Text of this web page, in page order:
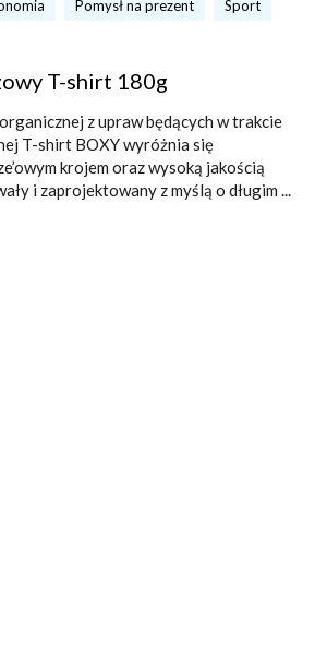
Pomysł na prezent
Sport
T-shirt 180g
z upraw będących w trakcie
T-shirt BOXY wyróżnia się
krojem oraz wysoką jakością
i zaprojektowany z myślą o długim ...